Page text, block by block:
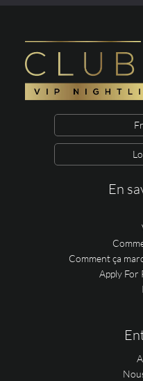
En
Comment ça
Apply For